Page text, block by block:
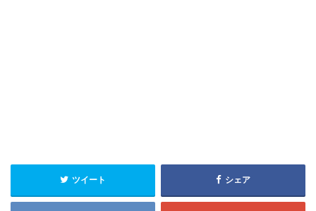
ツイート シェア